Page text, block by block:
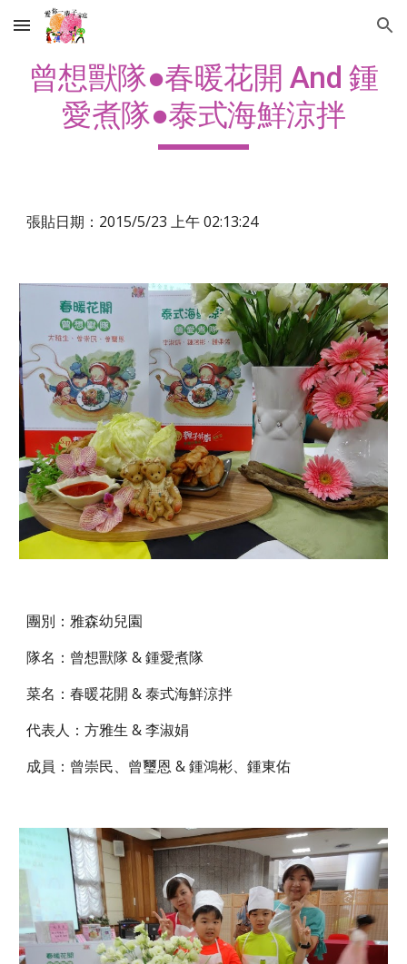
Skip to main content Skip to navigation
曾想獸隊●春暖花開 And 鍾
愛煮隊●泰式海鮮涼拌
張貼日期：2015/5/23 上午 02:13:24
團別：雅森幼兒園
隊名：曾想獸隊 & 鍾愛煮隊
菜名：春暖花開 & 泰式海鮮涼拌
代表人：方雅生 & 李淑娟
成員：曾崇民、曾璽恩 & 鍾鴻彬、鍾東佑